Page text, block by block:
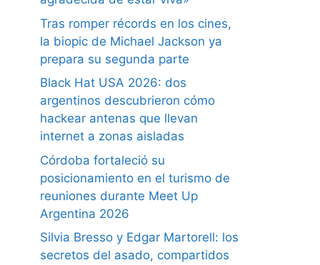
Tras romper récords en los cines,
la biopic de Michael Jackson ya
prepara su segunda parte
Black Hat USA 2026: dos
argentinos descubrieron cómo
hackear antenas que llevan
internet a zonas aisladas
Córdoba fortaleció su
posicionamiento en el turismo de
reuniones durante Meet Up
Argentina 2026
Silvia Bresso y Edgar Martorell: los
secretos del asado, compartidos